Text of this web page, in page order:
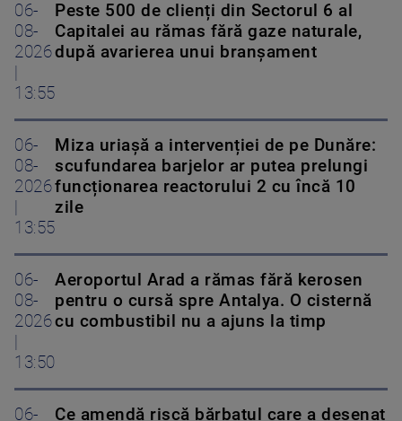
06-
08-
2026
13:55
Peste 500 de clienți din Sectorul 6 al
Capitalei au rămas fără gaze naturale,
după avarierea unui branșament
06-
08-
2026
13:55
Miza uriașă a intervenției de pe Dunăre:
scufundarea barjelor ar putea prelungi
funcționarea reactorului 2 cu încă 10
zile
06-
08-
2026
13:50
Aeroportul Arad a rămas fără kerosen
pentru o cursă spre Antalya. O cisternă
cu combustibil nu a ajuns la timp
06-
Ce amendă riscă bărbatul care a desenat